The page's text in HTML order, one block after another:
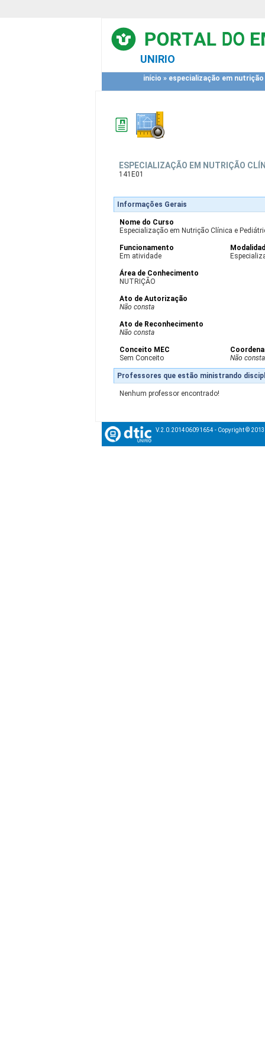
UNIRIO
início » especialização em
ESPECIALIZAÇÃO EM NUTRIÇÃO
141E01
Informações Gerais
Nome do Curso
Especialização em Nutrição Clínica e
Funcionamento
Em atividade
Área de Conhecimento
NUTRIÇÃO
Ato de Autorização
Não consta
Ato de Reconhecimento
Não consta
Conceito MEC
Sem Conceito
Não consta
Professores que estão ministrando
Nenhum professor encontrado!
V.2.0.201406091654 - Copyright ©